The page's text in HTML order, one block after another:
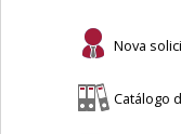
Nova
Catálogo